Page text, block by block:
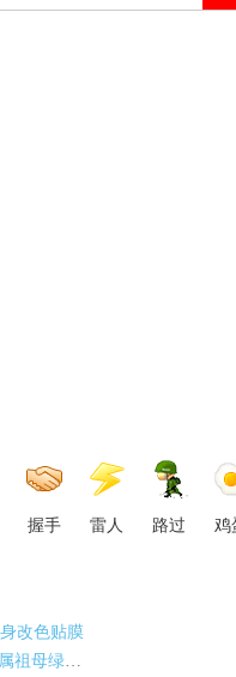
握手 雷人 路过 鸡
改色贴膜
改色贴膜